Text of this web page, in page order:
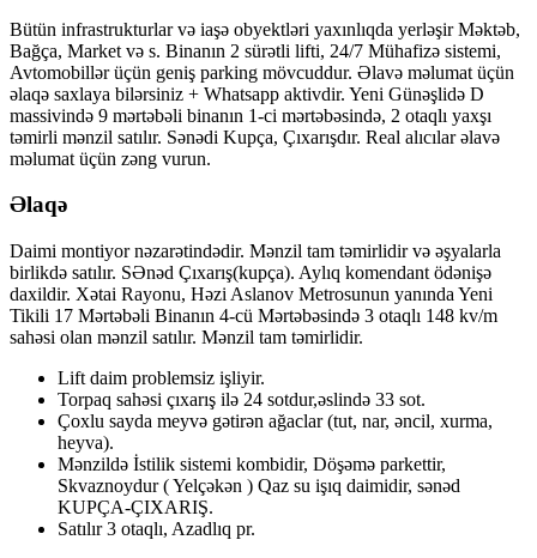
Bütün infrastrukturlar və iaşə obyektləri yaxınlıqda yerləşir Məktəb,
Bağça, Market və s. Binanın 2 sürətli lifti, 24/7 Mühafizə sistemi,
Avtomobillər üçün geniş parking mövcuddur. Əlavə məlumat üçün
əlaqə saxlaya bilərsiniz + Whatsapp aktivdir. Yeni Günəşlidə D
massivində 9 mərtəbəli binanın 1-ci mərtəbəsində, 2 otaqlı yaxşı
təmirli mənzil satılır. Sənədi Kupça, Çıxarışdır. Real alıcılar əlavə
məlumat üçün zəng vurun.
Əlaqə
Daimi montiyor nəzarətindədir. Mənzil tam təmirlidir və əşyalarla
birlikdə satılır. SƏnəd Çıxarış(kupça). Aylıq komendant ödənişə
daxildir. Xətai Rayonu, Həzi Aslanov Metrosunun yanında Yeni
Tikili 17 Mərtəbəli Binanın 4-cü Mərtəbəsində 3 otaqlı 148 kv/m
sahəsi olan mənzil satılır. Mənzil tam təmirlidir.
Lift daim problemsiz işliyir.
Torpaq sahəsi çıxarış ilə 24 sotdur,əslində 33 sot.
Çoxlu sayda meyvə gətirən ağaclar (tut, nar, əncil, xurma,
heyva).
Mənzildə İstilik sistemi kombidir, Döşəmə parkettir,
Skvaznoydur ( Yelçəkən ) Qaz su işıq daimidir, sənəd
KUPÇA-ÇIXARIŞ.
Satılır 3 otaqlı, Azadlıq pr.